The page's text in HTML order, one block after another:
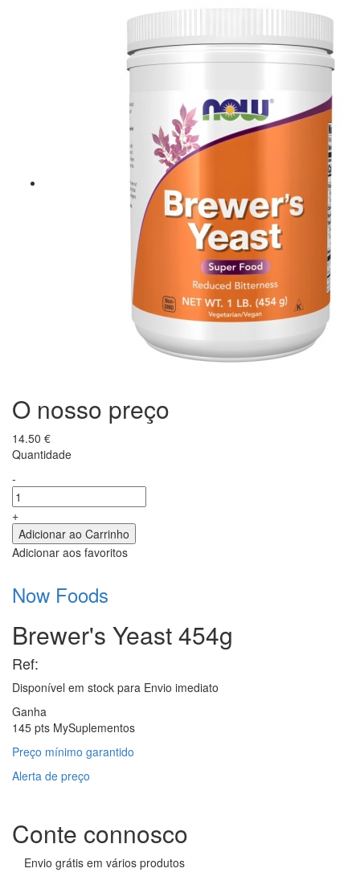
O nosso preço
14.50 €
Quantidade
-
+
Adicionar aos favoritos
Now Foods
Brewer's Yeast 454g
Ref:
Disponível em stock para Envio imediato
Ganha
145 pts MySuplementos
Preço mínimo garantido
Alerta de preço
Conte connosco
Envio grátis em vários produtos